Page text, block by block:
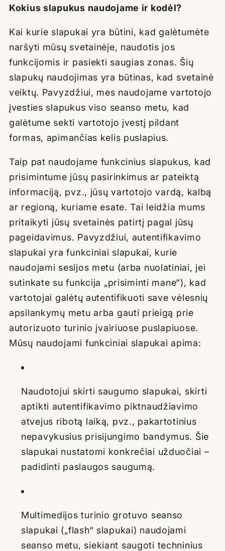
Kokius slapukus naudojame ir kodėl?
Kai kurie slapukai yra būtini, kad galėtumėte
naršyti mūsų svetainėje, naudotis jos
funkcijomis ir pasiekti saugias zonas. Šių
slapukų naudojimas yra būtinas, kad svetainė
veiktų. Pavyzdžiui, mes naudojame vartotojo
įvesties slapukus viso seanso metu, kad
galėtume sekti vartotojo įvestį pildant
formas, apimančias kelis puslapius.
Taip pat naudojame funkcinius slapukus, kad
prisimintume jūsų pasirinkimus ar pateiktą
informaciją, pvz., jūsų vartotojo vardą, kalbą
ar regioną, kuriame esate. Tai leidžia mums
pritaikyti jūsų svetainės patirtį pagal jūsų
pageidavimus. Pavyzdžiui, autentifikavimo
slapukai yra funkciniai slapukai, kurie
naudojami sesijos metu (arba nuolatiniai, jei
sutinkate su funkcija „prisiminti mane“), kad
vartotojai galėtų autentifikuoti save vėlesnių
apsilankymų metu arba gauti prieigą prie
autorizuoto turinio įvairiuose puslapiuose.
Mūsų naudojami funkciniai slapukai apima:
Naudotojui skirti saugumo slapukai, skirti
aptikti autentifikavimo piktnaudžiavimo
atvejus ribotą laiką, pvz., pakartotinius
nepavykusius prisijungimo bandymus. Šie
slapukai nustatomi konkrečiai užduočiai –
padidinti paslaugos saugumą.
Multimedijos turinio grotuvo seanso
slapukai („flash“ slapukai) naudojami
seanso metu, siekiant saugoti techninius